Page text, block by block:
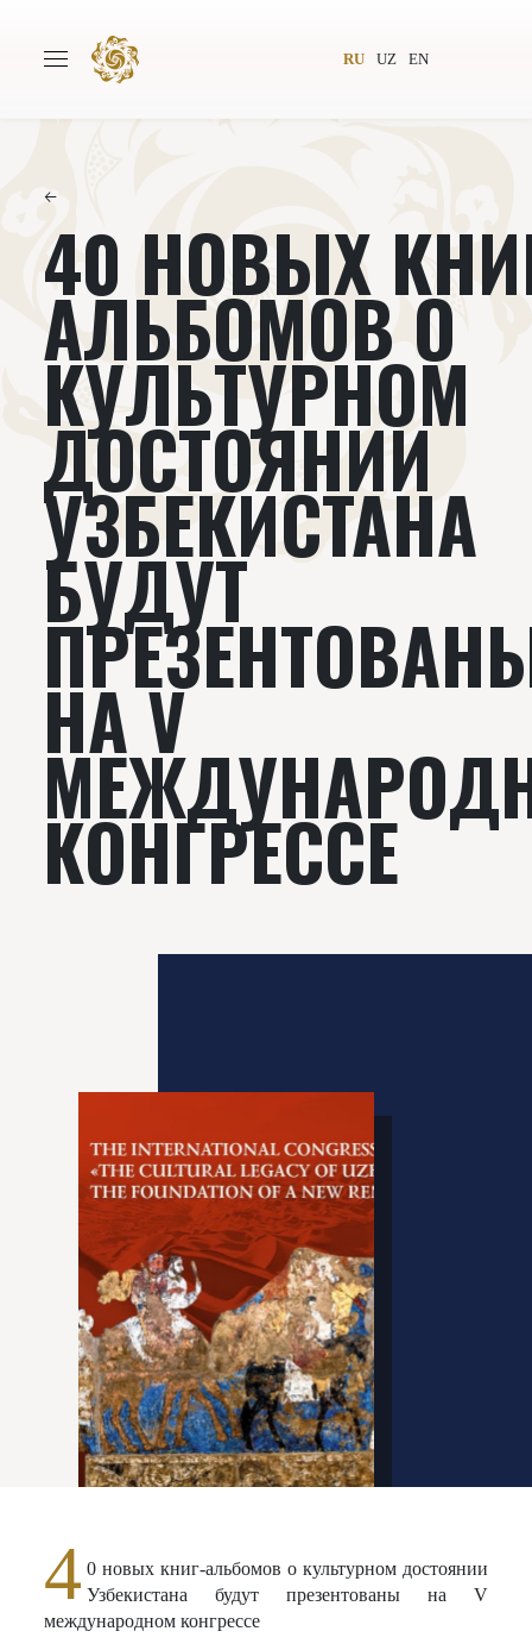
RU UZ EN
Авторы Всемирное общество
Издательство Новости
Проекты Подкасты
Книги Видеолекторий
←
40 НОВЫХ
АЛЬБОМОВ О
КУЛЬТУРНОМ
ДОСТОЯНИИ
УЗБЕКИСТАНА
БУДУТ
НА V
КОНГРЕССЕ
4 0 новых книг-альбомов о культурном достоянии
Узбекистана будут презентованы на V
международном конгрессе